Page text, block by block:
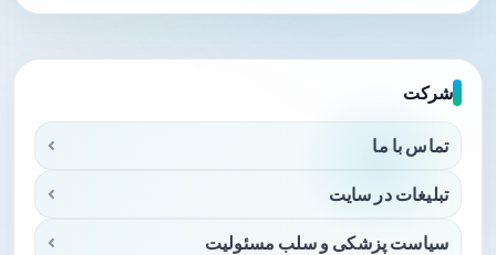
شرکت
تماس با ما
تبلیغات در سایت
سیاست پزشکی و سلب مسئولیت